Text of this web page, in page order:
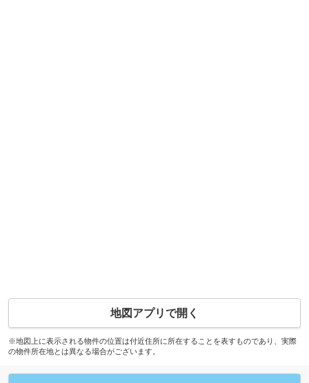
地図アプリで開く
※地図上に表示される物件の位置は付近住所に所在することを表すものであり、実際
の物件所在地とは異なる場合がございます。